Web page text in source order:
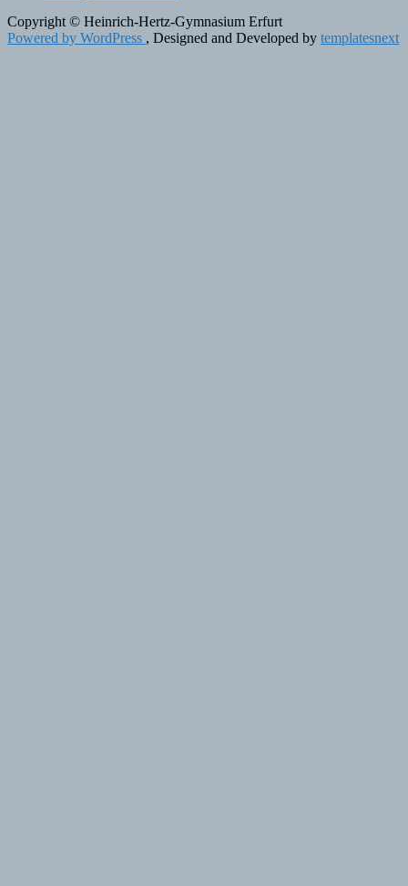
Copyright © Heinrich-Hertz-Gymnasium Erfurt
Powered by WordPress , Designed and Developed by templatesnext